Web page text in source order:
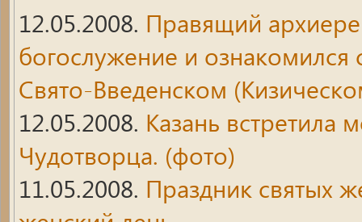
12.05.2008. Правящий
богослужение и ознакомился
Свято-Введенском
12.05.2008. Казань встретила
Чудотворца. (фото)
11.05.2008. Праздник святых